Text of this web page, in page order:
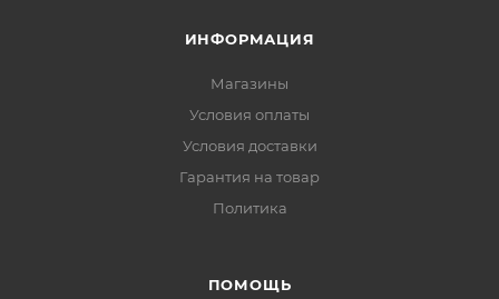
ИНФОРМАЦИЯ
Магазины
Условия оплаты
Условия доставки
Гарантия на товар
Политика
ПОМОЩЬ